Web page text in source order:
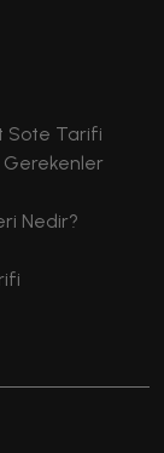
Sote Tarifi
Gerekenler
Nedir?